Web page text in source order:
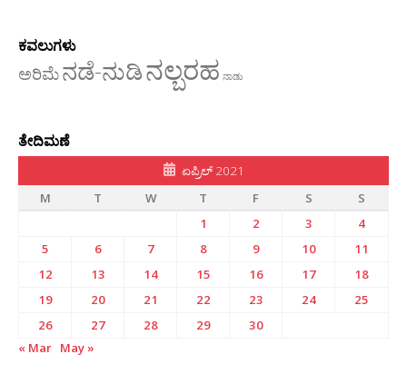
ಕವಲುಗಳು
ಅರಿಮೆನಡೆ-ನುಡಿನಲ್ಬರಹ ನಾಡು
ತೇದಿಮಣೆ
ಏಪ್ರಿಲ್ 2021
M
T W T F S
S
1
2 3
4
5
6 7 8 9 10
11
12
13 14 15 16 17
18
19
20 21 22 23 24
25
26
27 28 29
30
« Mar May »